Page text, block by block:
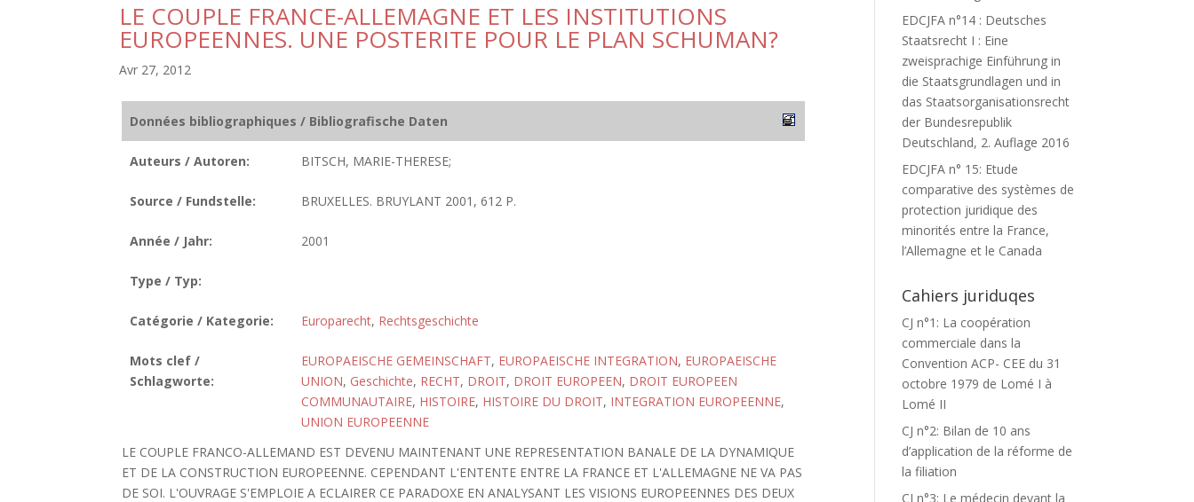
LE COUPLE FRANCE-ALLEMAGNE ET LES INSTITUTIONS
EUROPEENNES. UNE POSTERITE POUR LE PLAN SCHUMAN?
Avr 27, 2012
Données bibliographiques / Bibliografische Daten
Auteurs / Autoren: BITSCH, MARIE-THERESE;
Source / Fundstelle: BRUXELLES. BRUYLANT 2001, 612 P.
Année / Jahr: 2001
Type / Typ:
Catégorie / Kategorie: Europarecht, Rechtsgeschichte
Mots clef /
Schlagworte:
EUROPAEISCHE GEMEINSCHAFT, EUROPAEISCHE INTEGRATION, EUROPAEISCHE
UNION, Geschichte, RECHT, DROIT, DROIT EUROPEEN, DROIT EUROPEEN
COMMUNAUTAIRE, HISTOIRE, HISTOIRE DU DROIT, INTEGRATION EUROPEENNE,
UNION EUROPEENNE
LE COUPLE FRANCO-ALLEMAND EST DEVENU MAINTENANT UNE REPRESENTATION BANALE DE LA DYNAMIQUE
ET DE LA CONSTRUCTION EUROPEENNE. CEPENDANT L'ENTENTE ENTRE LA FRANCE ET L'ALLEMAGNE NE VA PAS
DE SOI. L'OUVRAGE S'EMPLOIE A ECLAIRER CE PARADOXE EN ANALYSANT LES VISIONS EUROPEENNES DES DEUX
EDCJFA n°14 : Deutsches
Staatsrecht I : Eine
zweisprachige Einführung in
die Staatsgrundlagen und in
das Staatsorganisationsrecht
der Bundesrepublik
Deutschland, 2. Auflage 2016
EDCJFA n° 15: Etude
comparative des systèmes de
protection juridique des
minorités entre la France,
l’Allemagne et le Canada
Cahiers juriduqes
CJ n°1: La coopération
commerciale dans la
Convention ACP- CEE du 31
octobre 1979 de Lomé I à
Lomé II
CJ n°2: Bilan de 10 ans
d’application de la réforme de
la filiation
CJ n°3: Le médecin devant la